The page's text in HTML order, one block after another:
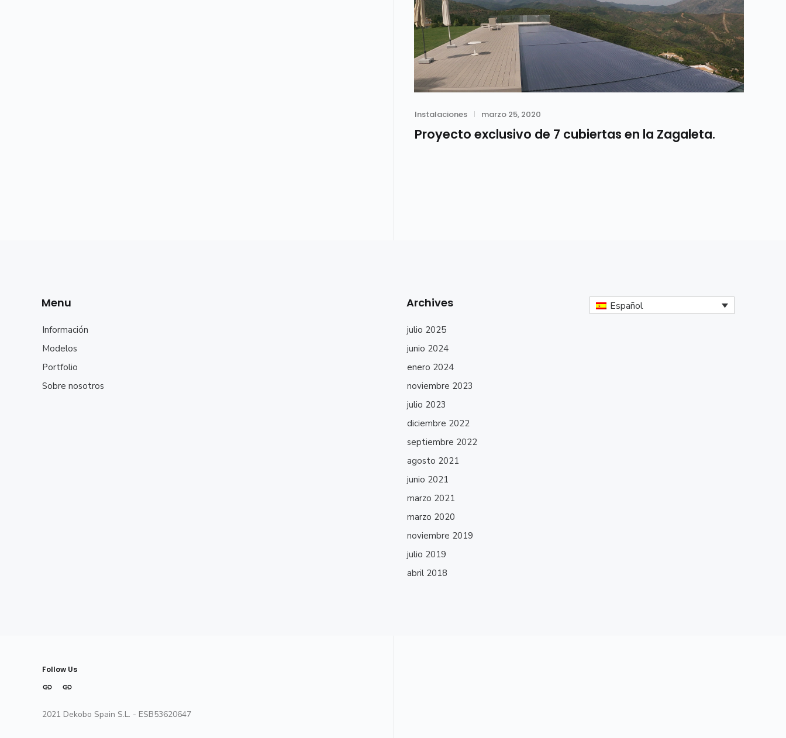
Category
Instalaciones
Posted
marzo 25, 2020
Proyecto exclusivo de 7 cubiertas en la Zagaleta.
Menu
Información
Modelos
Portfolio
Sobre nosotros
Archives
julio 2025
junio 2024
enero 2024
noviembre 2023
julio 2023
diciembre 2022
septiembre 2022
agosto 2021
junio 2021
marzo 2021
marzo 2020
noviembre 2019
julio 2019
abril 2018
Español
Follow Us
MODELOSINFORMACIÓN
2021 Dekobo Spain S.L. - ESB53620647